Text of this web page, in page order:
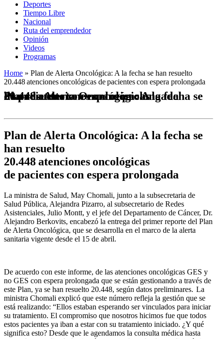
Deportes
Tiempo Libre
Nacional
Ruta del emprendedor
Opinión
Videos
Programas
Home » Plan de Alerta Oncológica: A la fecha se han resuelto
20.448 atenciones oncológicas de pacientes con espera prolongada
Plan de Alerta Oncológica: A la fecha se han resuelto 20.448 atenciones oncológicas de pacientes con espera prolongada
Plan de Alerta Oncológica: A la fecha se
han resuelto
20.448 atenciones oncológicas
de pacientes con espera prolongada
La ministra de Salud, May Chomali, junto a la subsecretaria de
Salud Pública, Alejandra Pizarro, al subsecretario de Redes
Asistenciales, Julio Montt, y el jefe del Departamento de Cáncer, Dr.
Alejandro Berkovits, encabezó la entrega del primer reporte del Plan
de Alerta Oncológica, que se desarrolla en el marco de la alerta
sanitaria vigente desde el 15 de abril.
De acuerdo con este informe, de las atenciones oncológicas GES y
no GES con espera prolongada que se están gestionando a través de
este Plan, ya se han resuelto 20.448, según datos preliminares​. La
ministra Chomali explicó que este número refleja la gestión que se
está realizando: “Ellos estaban esperando ser vinculados para iniciar
su tratamiento. El compromiso que nosotros hicimos fue que todos
estos pacientes ya iban a estar con su tratamiento iniciado. ¿Y qué
significa esto? Desde que le agendamos la consulta médica hasta